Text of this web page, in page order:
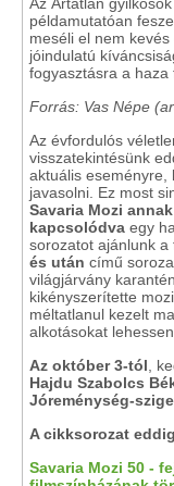
példamutatóan
meséli el nem
jóindulatú
fogyasztásra a haza
Forrás: Vas Népe
Az évfordulós
visszatekintésünk
aktuális eseményre,
javasolni. Ez most
Savaria Mozi
kapcsolódva egy
sorozatot ajánlunk a
és után című
világjárvány
kikényszerítette
méltatlanul kezelt
alkotásokat
Az október 3-tól ,
Hajdu Szabolcs
Jóreménység-
A cikksorozat
Savaria Mozi 50 -